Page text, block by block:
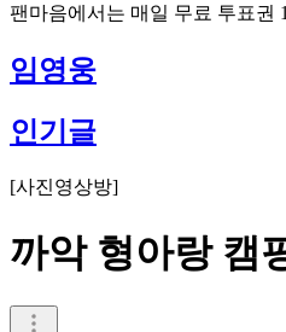
팬마음에서는 매일 무료 투표권
임영웅
인기글
[사진영상방]
까악 형아랑 캠